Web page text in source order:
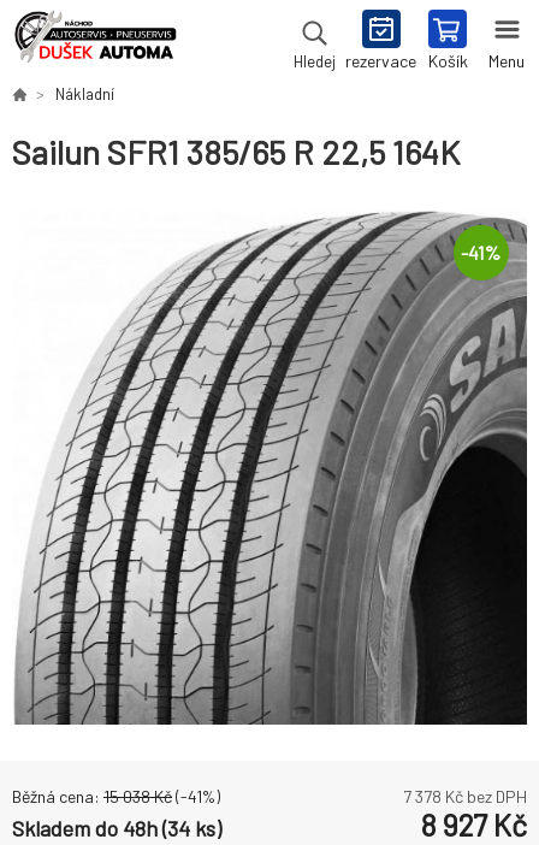
Hledej rezervace Košík Menu
Nákladní
Sailun SFR1 385/65 R 22,5 164K
-41%
Běžná cena: 15 038Kč(-41%) 7 378 Kč bez DPH
Skladem do 48h (34 ks) 8 927Kč